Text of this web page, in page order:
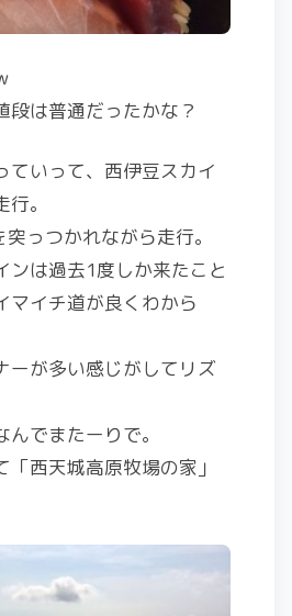
段は普通だったかな？
ていって、西伊豆スカイ
。
っつかれながら走行。
ンは過去1度しか来たこと
マイチ道が良くわから
ーが多い感じがしてリズ
でまたーりで。
「西天城高原牧場の家」